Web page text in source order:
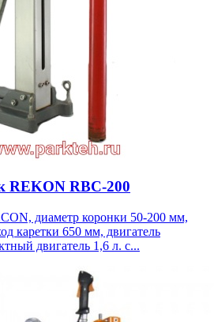
REKON RBC-200
диаметр коронки 50-200 мм,
каретки 650 мм, двигатель
двигатель 1,6 л. с...